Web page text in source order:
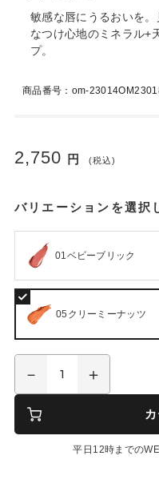
敏感な唇にうるおいを
なつけ心地のミネラル+
プ。
商品番号：om-
2,750 円 (税込)
バリエーションを選択
01ベビーブリック
05クリーミーナッツ
平日12時までの